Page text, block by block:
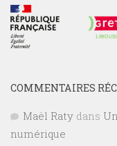
COMMENTAIRES
Maël Raty dans
numérique